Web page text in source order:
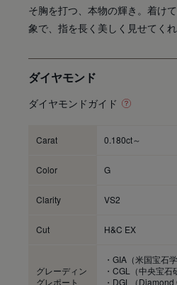
そ胸を打つ、本物の輝き。着け
象で、指を長く美しく見せてくれ
ダイヤモンド
ダイヤモンドガイド
Carat 0.180ct～
Color G
Clarity VS2
Cut H&C EX
グレーディン
グレポート
・GIA（米国宝石学
・CGL（中央宝石
・DGL（Diamond